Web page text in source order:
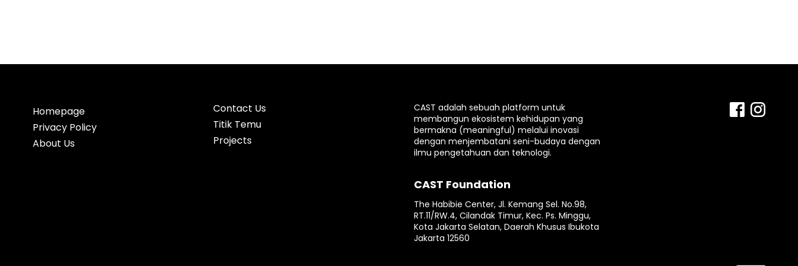
Homepage
Privacy Policy
About Us
Contact Us
Titik Temu
Projects
CAST adalah sebuah platform untuk
membangun ekosistem kehidupan yang
bermakna (meaningful) melalui inovasi
dengan menjembatani seni-budaya dengan
ilmu pengetahuan dan teknologi.
CAST Foundation
The Habibie Center, Jl. Kemang Sel. No.98,
RT.11/RW.4, Cilandak Timur, Kec. Ps. Minggu,
Kota Jakarta Selatan, Daerah Khusus Ibukota
Jakarta 12560